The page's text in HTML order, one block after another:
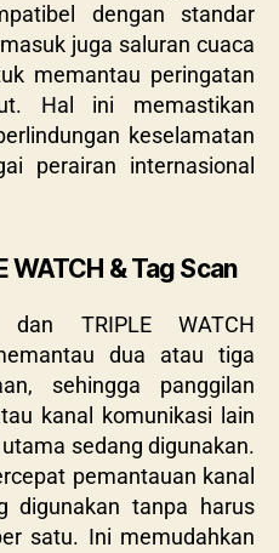
dengan standar
juga saluran cuaca
memantau peringatan
Hal ini memastikan
keselamatan
perairan internasional
WATCH & Tag Scan
TRIPLE WATCH
dua atau tiga
sehingga panggilan
kanal komunikasi lain
sedang digunakan.
pemantauan kanal
digunakan tanpa harus
satu. Ini memudahkan